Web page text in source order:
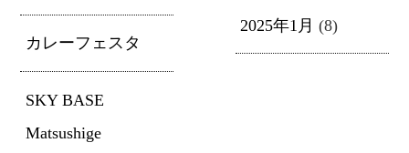
カレーフェスタ
SKY BASE
Matsushige
2025年1月 (8)